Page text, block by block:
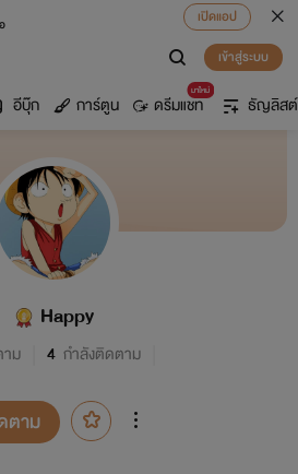
เปิดแอป
เข้าสู่ระบบ
อีบุ๊ก การ์ตูน
มาใหม่
ดรีมแชท ธัญลิสต์
Happy
ม 4 กำลังติดตาม
ตาม